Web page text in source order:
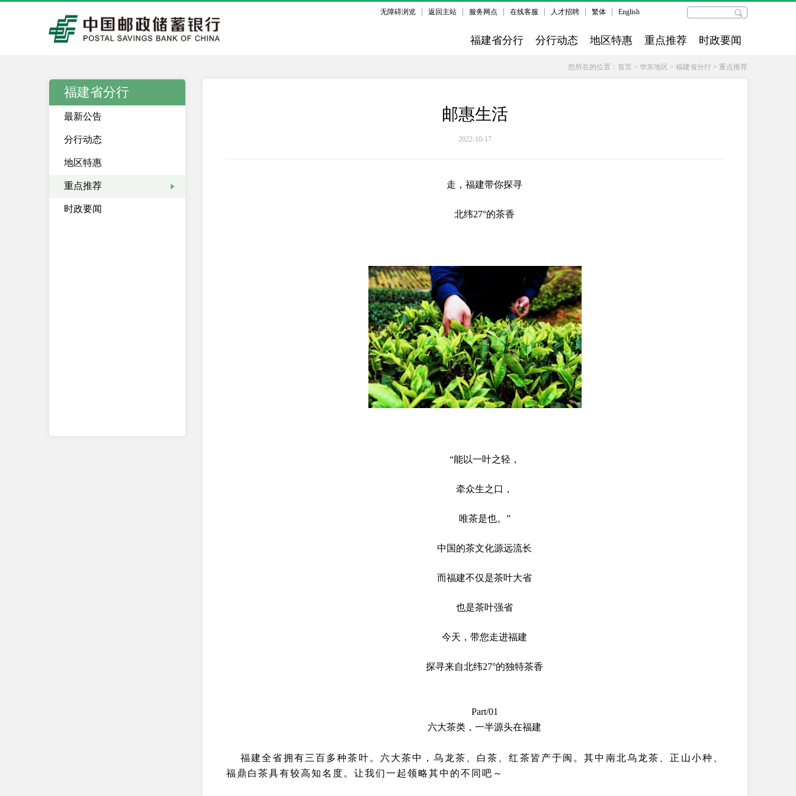
无障碍浏览 返回主站 服务网点 在线客服 人才招聘 繁体 English
福建省分行 分行动态 地区特惠 重点推荐 时政要闻
您所在的位置： 首页 > 华东地区 > 福建省分行 > 重点推荐
福建省分行
最新公告
分行动态
地区特惠
重点推荐
时政要闻
邮惠生活
2022-10-17
走，福建带你探寻
北纬27°的茶香
“能以一叶之轻，
牵众生之口，
唯茶是也。 ”
中国的茶文化源远流长
而福建不仅是茶叶大省
也是茶叶强省
今天，带您走进福建
探寻来自北纬27°的独特茶香
Part/01
六大茶类，一半源头在福建
福建全省拥有三百多种茶叶。六大茶中，乌龙茶、白茶、红茶皆产于闽。其中南北乌龙茶、正山小种、
福鼎白茶具有较高知名度。让我们一起领略其中的不同吧～